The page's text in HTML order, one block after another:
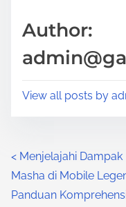
s
t
n
i
m
Author:
View all posts by
P
o
< Menjelajahi Dampak
Masha di Mobile
Panduan